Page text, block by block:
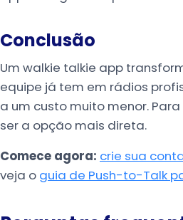
Conclusão
Um walkie talkie app
equipe já tem em rádios
a um custo muito menor.
ser a opção mais direta.
Comece agora: crie sua
veja o guia de Push-to-Talk